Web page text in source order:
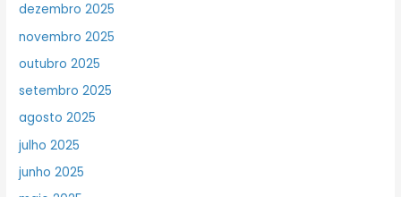
dezembro 2025
novembro 2025
outubro 2025
setembro 2025
agosto 2025
julho 2025
junho 2025